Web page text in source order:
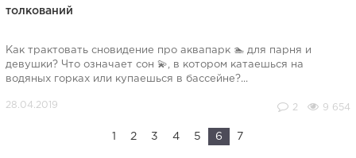
толкований
Как трактовать сновидение про аквапарк 🏊 для парня и
девушки? Что означает сон 💫, в котором катаешься на
водяных горках или купаешься в бассейне?...
2 9 654
2 3 4 5 6 7